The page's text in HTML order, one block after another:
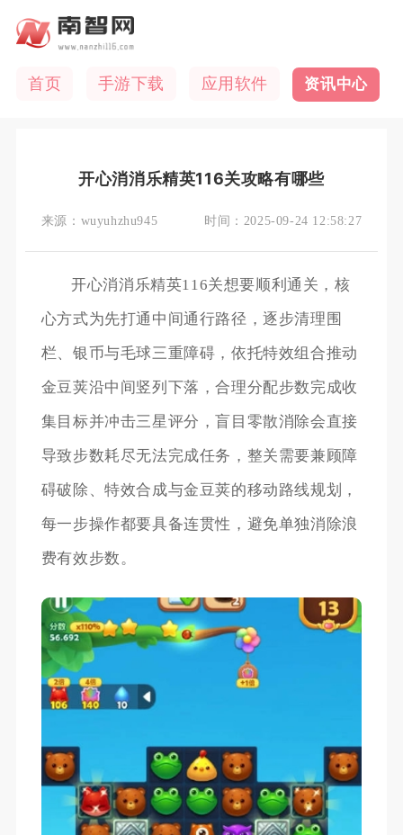
首页 手游下载 应用软件 资讯中心
开心消消乐精英116关攻略有哪些
来源： wuyuhzhu945 时间： 2025-09-24 12:58:27
开心消消乐精英116关想要顺利通关，核
心方式为先打通中间通行路径，逐步清理围
栏、银币与毛球三重障碍，依托特效组合推动
金豆荚沿中间竖列下落，合理分配步数完成收
集目标并冲击三星评分，盲目零散消除会直接
导致步数耗尽无法完成任务，整关需要兼顾障
碍破除、特效合成与金豆荚的移动路线规划，
每一步操作都要具备连贯性，避免单独消除浪
费有效步数。